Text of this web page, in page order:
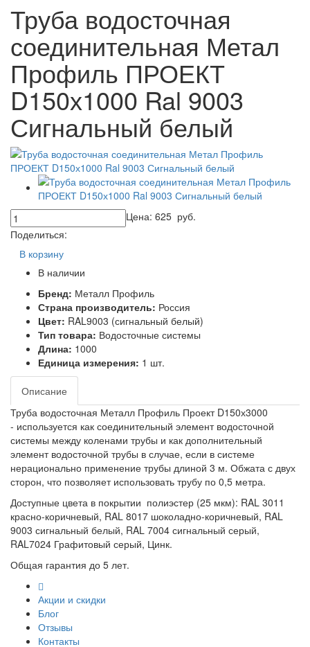
Труба водосточная
соединительная Метал
Профиль ПРОЕКТ
D150х1000 Ral 9003
Сигнальный белый
Цена: 625 руб.
Поделиться:
В корзину
В наличии
Бренд: Металл Профиль
Страна производитель: Россия
Цвет: RAL9003 (сигнальный белый)
Тип товара: Водосточные системы
Длина: 1000
Единица измерения: 1 шт.
Описание
Труба водосточная Металл Профиль Проект D150х3000
- используется как соединительный элемент водосточной
системы между коленами трубы и как дополнительный
элемент водосточной трубы в случае, если в системе
нерационально применение трубы длиной 3 м. Обжата с двух
сторон, что позволяет использовать трубу по 0,5 метра.
Доступные цвета в покрытии полиэстер (25 мкм): RAL 3011
красно-коричневый, RAL 8017 шоколадно-коричневый, RAL
9003 сигнальный белый, RAL 7004 сигнальный серый,
RAL7024 Графитовый серый, Цинк.
Общая гарантия до 5 лет.
Акции и скидки
Блог
Отзывы
Контакты